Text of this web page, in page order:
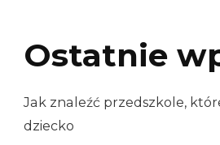
Ostatnie
Jak znaleźć przedszkole,
dziecko